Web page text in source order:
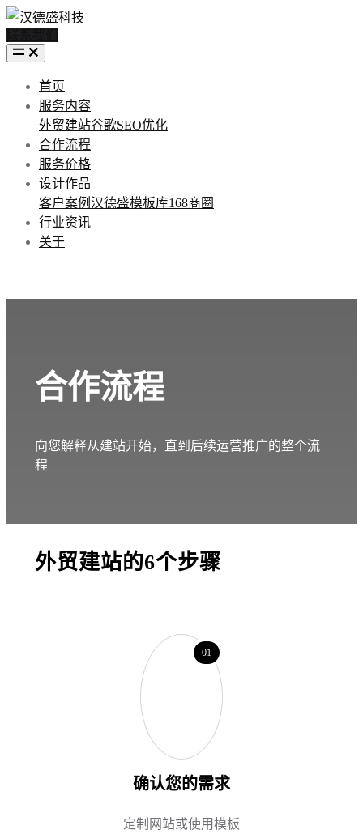
首页
服务内容
外贸建站谷歌SEO优化
合作流程
服务价格
设计作品
客户案例 汉德盛模板库168商圈
行业资讯
关于
合作流程
向您解释从建站开始，直到后续运营推广的整个流
程
外贸建站的6个步骤
01
确认您的需求
定制网站或使用模板